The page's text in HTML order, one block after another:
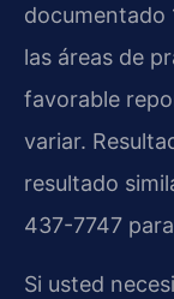
documentado
las áreas de
favorable
variar.
resultado
437-7747
Si usted